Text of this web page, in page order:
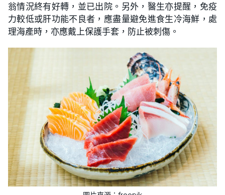
翁情況終有好轉，並已出院。另外，醫生亦提醒，免疫
力較低或肝功能不良者，應盡量避免進食生冷海鮮，處
理海產時，亦應戴上保護手套，防止被刺傷。